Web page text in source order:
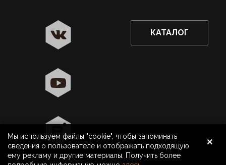
8 800 500 40 40 Санкт-Петербург
Да
КАТАЛОГ
Мы используем файлы "cookie", чтобы запоминать
сведения о пользователе и отображать подходящую
ему рекламу и другие материалы. Получить более
×